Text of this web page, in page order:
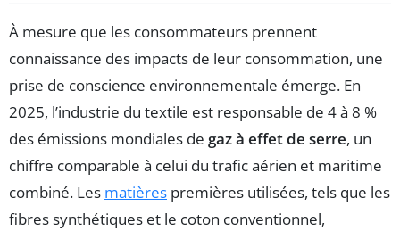
À mesure que les consommateurs prennent
connaissance des impacts de leur consommation, une
prise de conscience environnementale émerge. En
2025, l’industrie du textile est responsable de 4 à 8 %
des émissions mondiales de gaz à effet de serre, un
chiffre comparable à celui du trafic aérien et maritime
combiné. Les matières premières utilisées, tels que les
fibres synthétiques et le coton conventionnel,